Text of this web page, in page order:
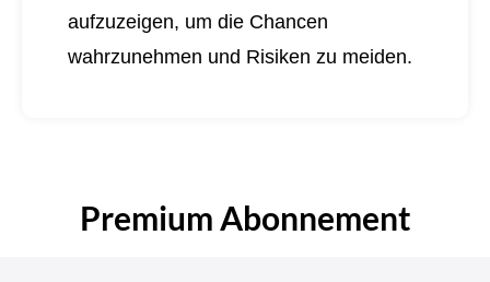
aufzuzeigen, um die Chancen
wahrzunehmen und Risiken zu meiden.
Premium Abonnement